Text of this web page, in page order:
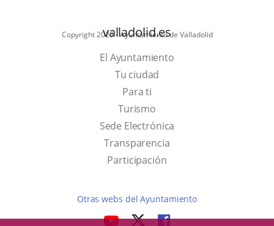
Copyright 2025 - Ayuntamiento de Valladolid
valladolid.es
El Ayuntamiento
Tu ciudad
Para ti
TurismoThis
link
will
open
Sede Electrónica
Transparencia
Participación
Otras webs del Ayuntamiento
LINK LINKLINK